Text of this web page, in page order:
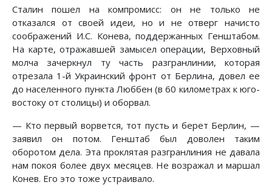
Сталин пошел на компромисс: он не только не
отказался от своей идеи, но и не отверг начисто
соображений И.С. Конева, поддержанных Генштабом.
На карте, отражавшей замысел операции, Верховный
молча зачеркнул ту часть разгранлинии, которая
отрезала 1-й Украинский фронт от Берлина, довел ее
до населенного пункта Люббен (в 60 километрах к юго-
востоку от столицы) и оборвал.
— Кто первый ворвется, тот пусть и берет Берлин, —
заявил он потом. Генштаб был доволен таким
оборотом дела. Эта проклятая разгранлиния не давала
нам покоя более двух месяцев. Не возражал и маршал
Конев. Его это тоже устраивало.